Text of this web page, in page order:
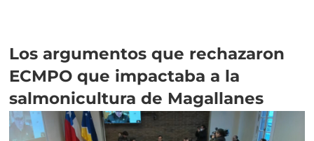
Los argumentos que rechazaron
ECMPO que impactaba a la
salmonicultura de Magallanes